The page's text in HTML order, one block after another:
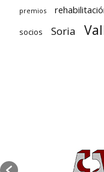
premios
socios Soria